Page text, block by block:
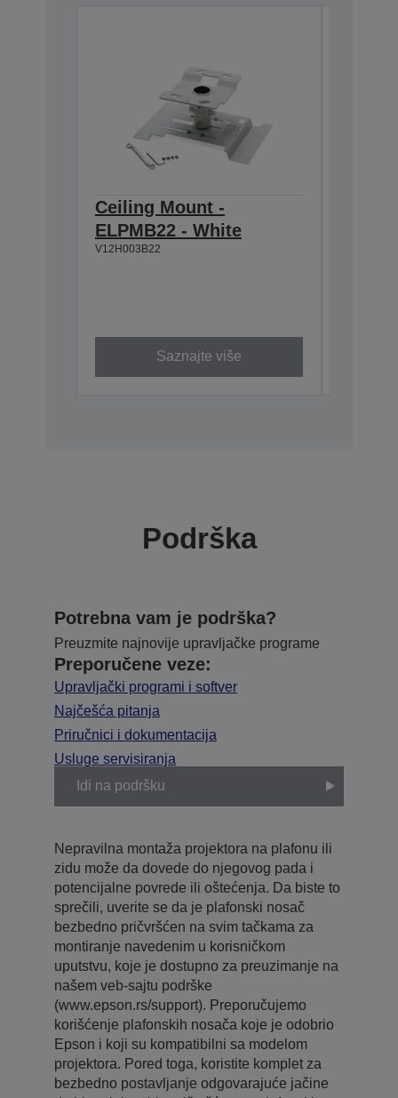
Ceiling Mount -
ELPMB22 - White
V12H003B22
Saznajte više
Podrška
Potrebna vam je podrška?
Preuzmite najnovije upravljačke programe
Preporučene veze:
Upravljački programi i softver
Najčešća pitanja
Priručnici i dokumentacija
Usluge servisiranja
Idi na podršku
Nepravilna montaža projektora na plafonu ili
zidu može da dovede do njegovog pada i
potencijalne povrede ili oštećenja. Da biste to
sprečili, uverite se da je plafonski nosač
bezbedno pričvršćen na svim tačkama za
montiranje navedenim u korisničkom
uputstvu, koje je dostupno za preuzimanje na
našem veb-sajtu podrške
(www.epson.rs/support). Preporučujemo
korišćenje plafonskih nosača koje je odobrio
Epson i koji su kompatibilni sa modelom
projektora. Pored toga, koristite komplet za
bezbedno postavljanje odgovarajuće jačine